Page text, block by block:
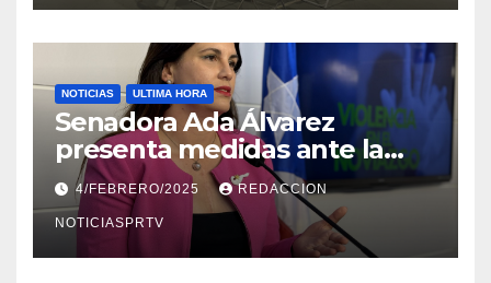
NOTICIAS ULTIMA HORA
Senadora Ada Álvarez
presenta medidas ante la
violencia en el noviazgo
4/FEBRERO/2025 REDACCION
NOTICIASPRTV